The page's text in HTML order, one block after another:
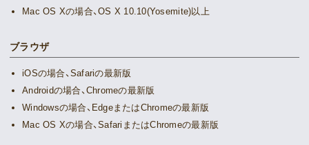
Supporter’s Menu Download
Voice
Movie
Gallery
Mac OS Xの場合、OS X 10.10(Yosemite)以上
ブラウザ
iOSの場合、Safariの最新版
Androidの場合、Chromeの最新版
Windowsの場合、EdgeまたはChromeの最新版
Mac OS Xの場合、SafariまたはChromeの最新版